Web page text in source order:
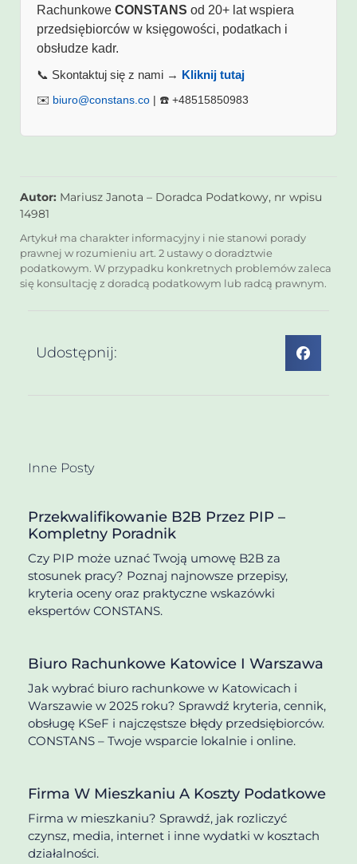
Rachunkowe CONSTANS od 20+ lat wspiera
przedsiębiorców w księgowości, podatkach i
obsłudze kadr.
📞 Skontaktuj się z nami → Kliknij tutaj
✉️ biuro@constans.co | ☎️ +48515850983
Autor: Mariusz Janota – Doradca Podatkowy, nr wpisu
14981
Artykuł ma charakter informacyjny i nie stanowi porady
prawnej w rozumieniu art. 2 ustawy o doradztwie
podatkowym. W przypadku konkretnych problemów zaleca
się konsultację z doradcą podatkowym lub radcą prawnym.
Udostępnij:
Inne Posty
Przekwalifikowanie B2B Przez PIP –
Kompletny Poradnik
Czy PIP może uznać Twoją umowę B2B za
stosunek pracy? Poznaj najnowsze przepisy,
kryteria oceny oraz praktyczne wskazówki
ekspertów CONSTANS.
Biuro Rachunkowe Katowice I Warszawa
Jak wybrać biuro rachunkowe w Katowicach i
Warszawie w 2025 roku? Sprawdź kryteria, cennik,
obsługę KSeF i najczęstsze błędy przedsiębiorców.
CONSTANS – Twoje wsparcie lokalnie i online.
Firma W Mieszkaniu A Koszty Podatkowe
Firma w mieszkaniu? Sprawdź, jak rozliczyć
czynsz, media, internet i inne wydatki w kosztach
działalności.